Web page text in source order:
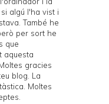
algú l'ha vist i
També he
per sort he
que
aquesta
gracies
blog. La
Moltes